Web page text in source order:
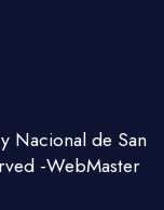
Nacional de San
-WebMaster